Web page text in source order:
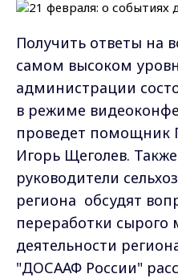
Получить ответы на
самом высоком
администрации
в режиме
проведет помощник
Игорь Щеголев.
руководители
региона обсудят
переработки сырого
деятельности
"ДОСААФ России"